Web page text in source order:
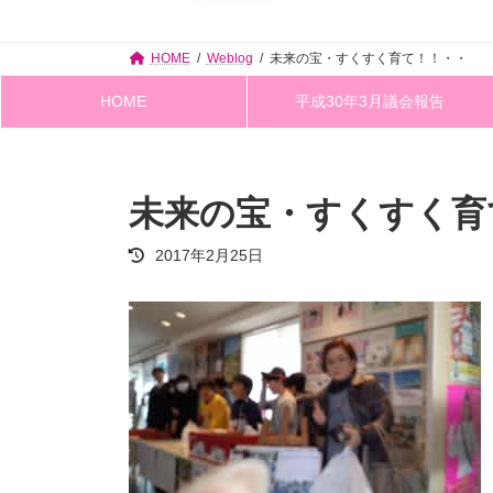
HOME Weblog 未来の宝・すくすく育て！！・・
HOME 平成30年3月議会報告
未来の宝・すくすく育
最
日
時
:
2017年2月25日